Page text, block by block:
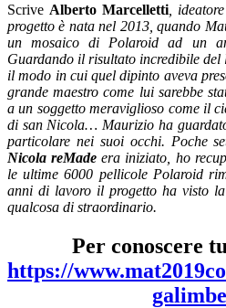
Scrive Alberto Marcelletti ,
progetto è nata nel 2013, quando
un mosaico di Polaroid ad un
Guardando il risultato incredibile
il modo in cui quel dipinto aveva
grande maestro come lui sarebbe
a un soggetto meraviglioso come il
di san Nicola… Maurizio ha
particolare nei suoi occhi. Poche
Nicola reMade era iniziato, ho
le ultime 6000 pellicole Polaroid
anni di lavoro il progetto ha visto
qualcosa di straordinario.
Per conoscere
https://